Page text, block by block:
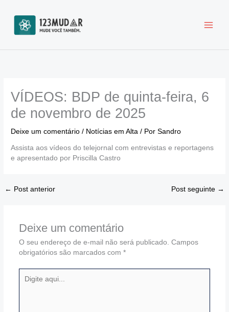
para
conteúdo
VÍDEOS: BDP de quinta-feira, 6
de novembro de 2025
Deixe um comentário / Notícias em Alta / PorSandro
Assista aos vídeos do telejornal com entrevistas e reportagens
e apresentado por Priscilla Castro
← Post anterior Post seguinte →
Deixe um comentário
O seu endereço de e-mail não será publicado. Campos
obrigatórios são marcados com *
aqui...